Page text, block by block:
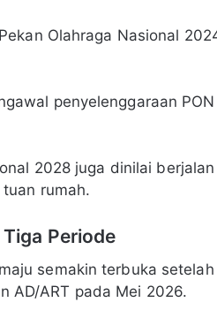
Olahraga Nasional
penyelenggaraan
2028 juga dinilai
rumah.
Periode
semakin terbuka
AD/ART pada Mei 2026.